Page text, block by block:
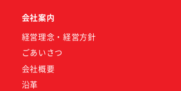
会社案内
経営理念・経営方針
ごあいさつ
会社概要
沿革